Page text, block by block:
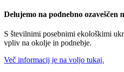
Delujemo na podnebno ozaveščen
S številnimi posebnimi ekološkimi
vpliv na okolje in podnebje.
Več informacij je na voljo tukaj.